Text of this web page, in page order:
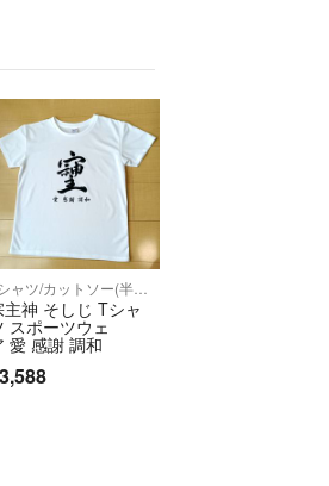
迎！ ⭐️まとめ買い
います。！ 主にサン
品しています。 新
事項】 ・新品未
慮ください。 ・配
了承ください。 ・商
【お得情報】 ・フ
ださい） ・おまと
お値引き対応いた
。 どうぞよろしく
ロー割引はできま
Tシャツ/カットソー(半袖/袖なし)
主神 そしじ Tシャ
スポーツウェ
愛 感謝 調和